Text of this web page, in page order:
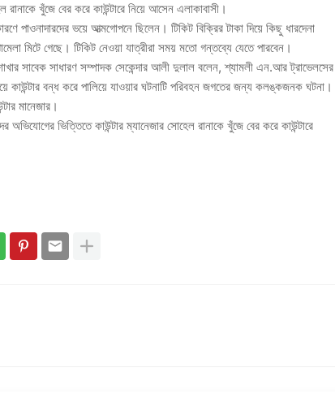
খুঁজে বের করে কাউন্টারে নিয়ে আসেন এলাকাবাসী।
পাওনাদারদের ভয়ে আত্মগোপনে ছিলেন। টিকিট বিক্রির টাকা দিয়ে কিছু ধারদেনা
মিটে গেছে। টিকিট নেওয়া যাত্রীরা সময় মতো গন্তব্যে যেতে পারবেন।
সাবেক সাধারণ সম্পাদক সেকেন্দার আলী দুলাল বলেন, শ্যামলী এন.আর ট্রাভেলসের
কাউন্টার বন্ধ করে পালিয়ে যাওয়ার ঘটনাটি পরিবহন জগতের জন্য কলঙ্কজনক ঘটনা।
মানেজার।
ভিত্তিতে কাউন্টার ম্যানেজার সোহেল রানাকে খুঁজে বের করে কাউন্টারে